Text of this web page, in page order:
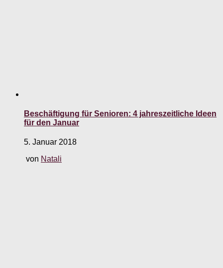
Beschäftigung für Senioren: 4 jahreszeitliche Ideen
für den Januar
5. Januar 2018
von Natali